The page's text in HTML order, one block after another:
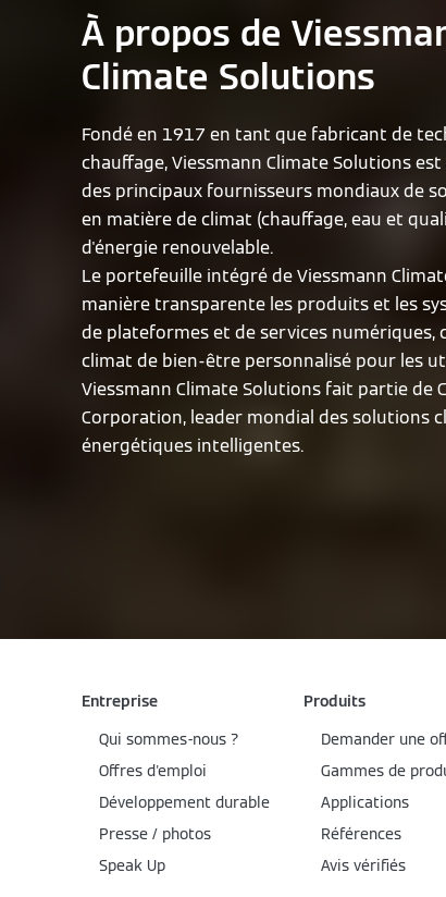
À propos de
Climate Solutions
Fondé en 1917 en tant que fabricant de
chauffage, Viessmann Climate Solutions
des principaux fournisseurs mondiaux de
en matière de climat (chauffage, eau et
d'énergie renouvelable.
Le portefeuille intégré de Viessmann
manière transparente les produits et les
de plateformes et de services numériques,
climat de bien-être personnalisé pour les
Viessmann Climate Solutions fait partie de
Corporation, leader mondial des solutions
énergétiques intelligentes.
Entreprise
Qui sommes-nous ?
Offres d'emploi
Développement durable
Presse / photos
Speak Up
Produits
Demander une
Gammes de
Applications
Références
Avis vérifiés